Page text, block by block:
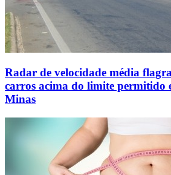
Radar de velocidade média
carros acima do limite permitido
Minas